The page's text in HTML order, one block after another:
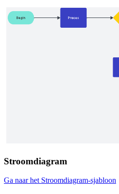
Stroomdiagram
Ga naar het Stroomdiagram-sjabloon